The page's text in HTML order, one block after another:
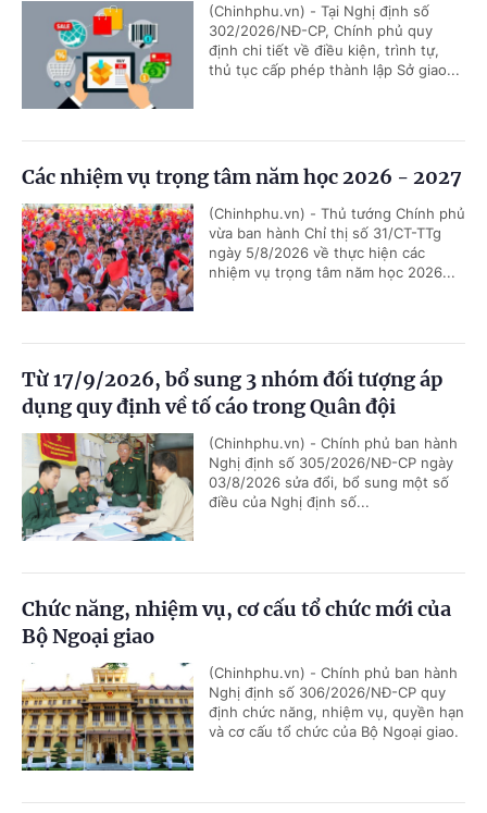
(Chinhphu.vn) - Tại Nghị định số
302/2026/NĐ-CP, Chính phủ quy
định chi tiết về điều kiện, trình tự,
thủ tục cấp phép thành lập Sở giao...
Các nhiệm vụ trọng tâm năm học 2026 - 2027
(Chinhphu.vn) - Thủ tướng Chính phủ
vừa ban hành Chỉ thị số 31/CT-TTg
ngày 5/8/2026 về thực hiện các
nhiệm vụ trọng tâm năm học 2026...
Từ 17/9/2026, bổ sung 3 nhóm đối tượng áp
dụng quy định về tố cáo trong Quân đội
(Chinhphu.vn) - Chính phủ ban hành
Nghị định số 305/2026/NĐ-CP ngày
03/8/2026 sửa đổi, bổ sung một số
điều của Nghị định số...
Chức năng, nhiệm vụ, cơ cấu tổ chức mới của
Bộ Ngoại giao
(Chinhphu.vn) - Chính phủ ban hành
Nghị định số 306/2026/NĐ-CP quy
định chức năng, nhiệm vụ, quyền hạn
và cơ cấu tổ chức của Bộ Ngoại giao.